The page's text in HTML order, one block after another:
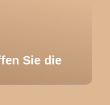
Sie die